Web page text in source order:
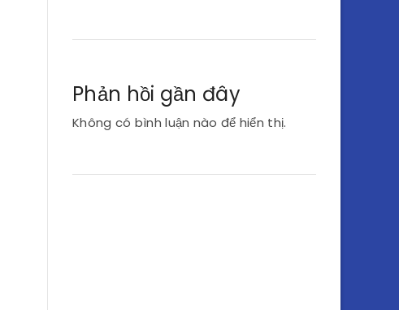
Phản hồi gần đây
Không có bình luận nào để hiển thị.